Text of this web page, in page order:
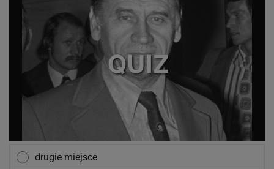
drugie miejsce